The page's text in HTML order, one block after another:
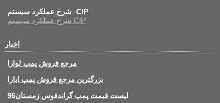
شرح عملکرد سیستم CIP
شرح عملکرد سیستم CIP
اخبار
مرجع فروش پمپ لوارا
بزرگترین مرجع فروش پمپ ابارا
لیست قیمت پمپ گراندفوس زمستان96